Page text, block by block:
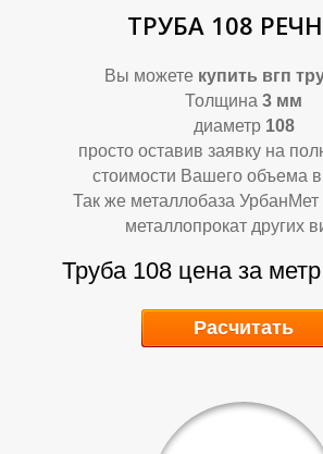
Р
ТРУБА 108
Вы можете купить вгп
Толщина 3 мм
диаметр 108
просто оставив заявку на
стоимости Вашего объема
Так же металлобаза УрбанМет
металлопрокат других
Труба 108 цена за
Расчитать
Р